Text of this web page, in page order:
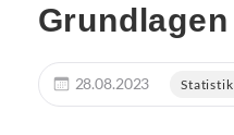
Grundlagen
28.08.2023 Statistik